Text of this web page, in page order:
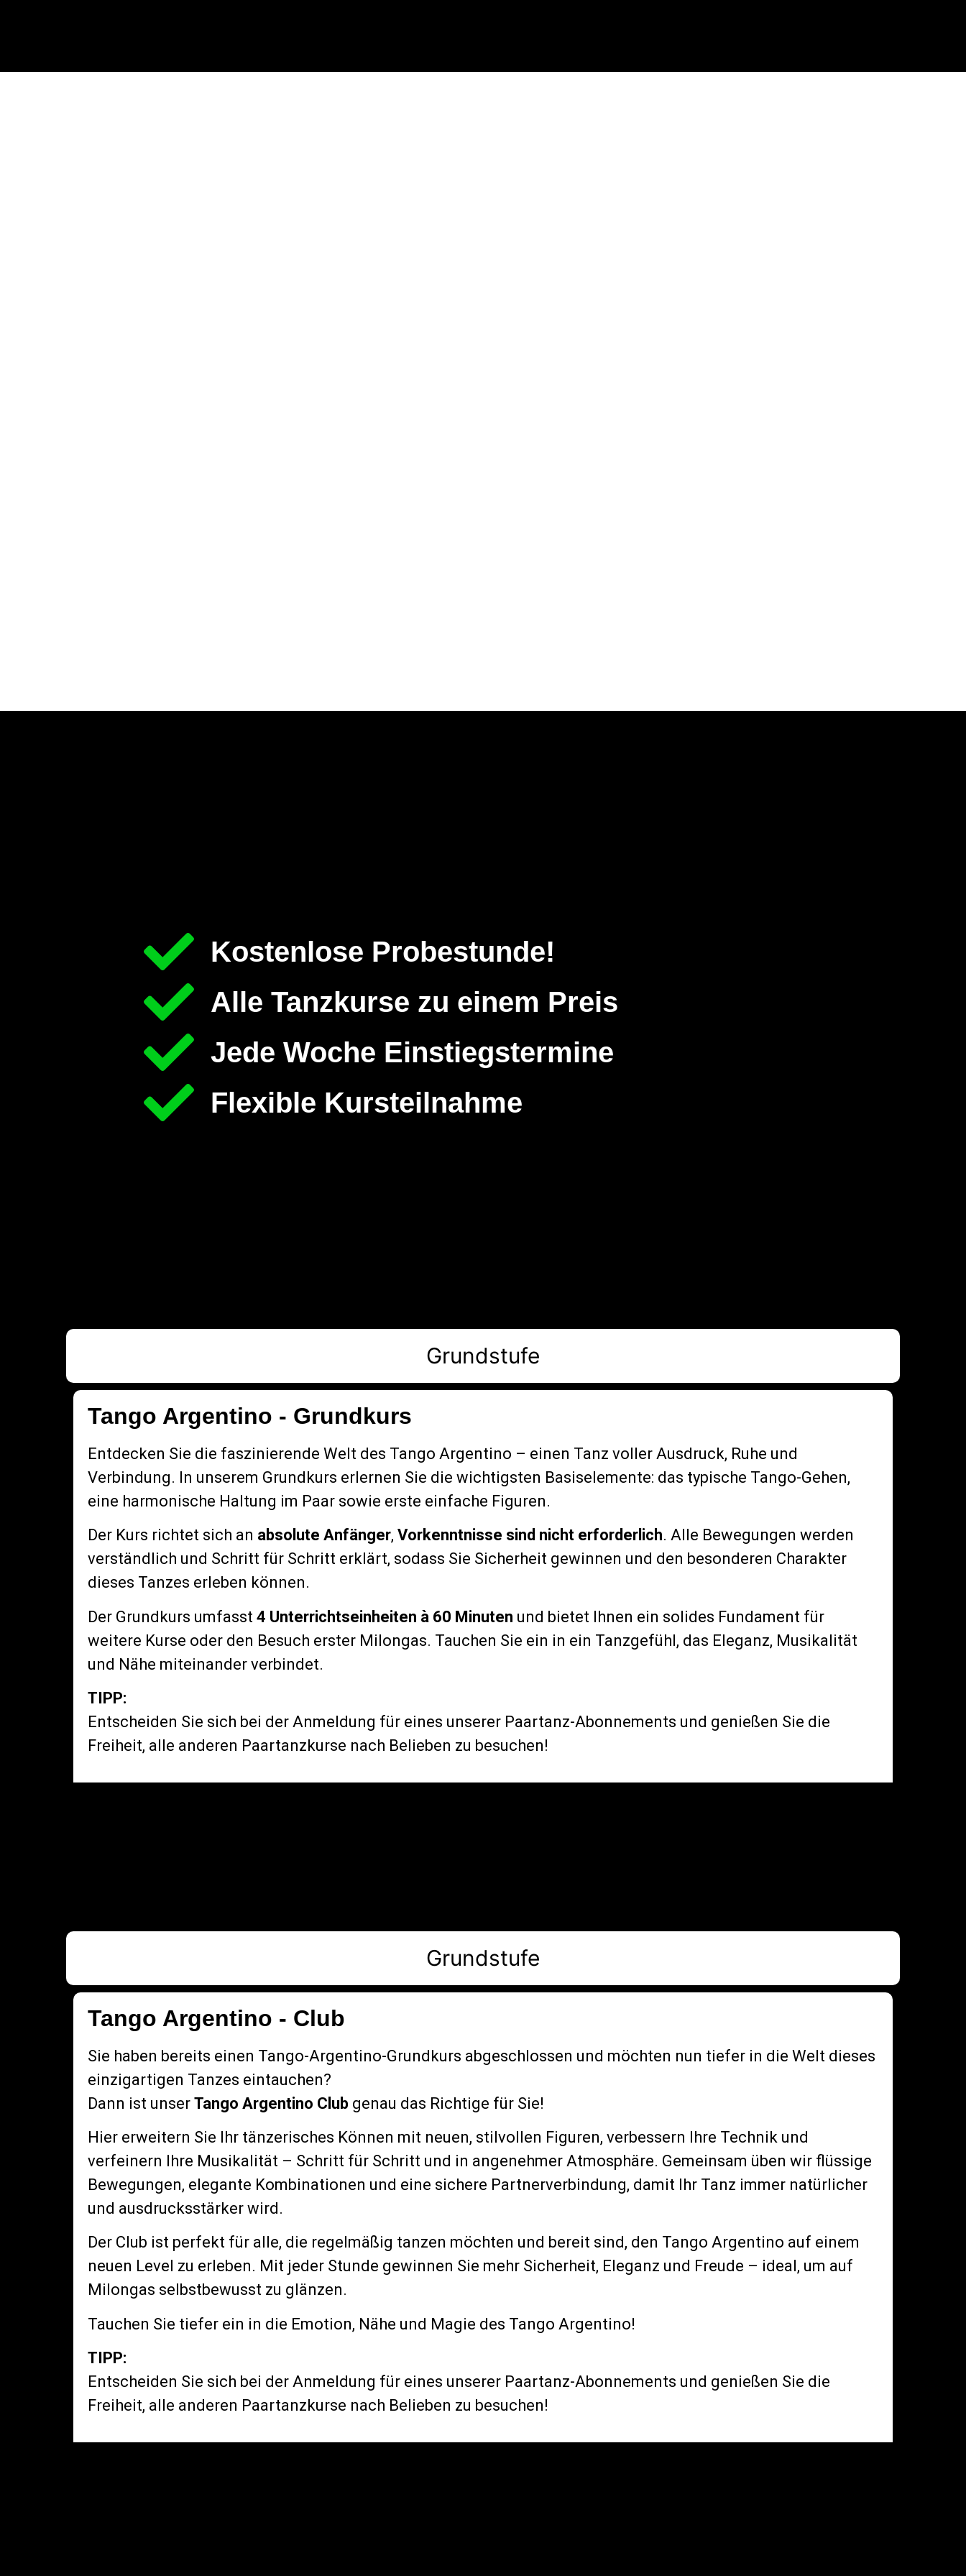
Kostenlose Probestunde!
Alle Tanzkurse zu einem Preis
Jede Woche Einstiegstermine
Flexible Kursteilnahme
Grundstufe
Tango Argentino - Grundkurs
Entdecken Sie die faszinierende Welt des Tango Argentino – einen Tanz voller Ausdruck, Ruhe und
Verbindung. In unserem Grundkurs erlernen Sie die wichtigsten Basiselemente: das typische Tango-Gehen,
eine harmonische Haltung im Paar sowie erste einfache Figuren.
Der Kurs richtet sich an absolute Anfänger, Vorkenntnisse sind nicht erforderlich. Alle Bewegungen werden
verständlich und Schritt für Schritt erklärt, sodass Sie Sicherheit gewinnen und den besonderen Charakter
dieses Tanzes erleben können.
Der Grundkurs umfasst 4 Unterrichtseinheiten à 60 Minuten und bietet Ihnen ein solides Fundament für
weitere Kurse oder den Besuch erster Milongas. Tauchen Sie ein in ein Tanzgefühl, das Eleganz, Musikalität
und Nähe miteinander verbindet.
TIPP:
Entscheiden Sie sich bei der Anmeldung für eines unserer Paartanz-Abonnements und genießen Sie die
Freiheit, alle anderen Paartanzkurse nach Belieben zu besuchen!
Grundstufe
Tango Argentino - Club
Sie haben bereits einen Tango-Argentino-Grundkurs abgeschlossen und möchten nun tiefer in die Welt dieses
einzigartigen Tanzes eintauchen?
Dann ist unser Tango Argentino Club genau das Richtige für Sie!
Hier erweitern Sie Ihr tänzerisches Können mit neuen, stilvollen Figuren, verbessern Ihre Technik und
verfeinern Ihre Musikalität – Schritt für Schritt und in angenehmer Atmosphäre. Gemeinsam üben wir flüssige
Bewegungen, elegante Kombinationen und eine sichere Partnerverbindung, damit Ihr Tanz immer natürlicher
und ausdrucksstärker wird.
Der Club ist perfekt für alle, die regelmäßig tanzen möchten und bereit sind, den Tango Argentino auf einem
neuen Level zu erleben. Mit jeder Stunde gewinnen Sie mehr Sicherheit, Eleganz und Freude – ideal, um auf
Milongas selbstbewusst zu glänzen.
Tauchen Sie tiefer ein in die Emotion, Nähe und Magie des Tango Argentino!
TIPP:
Entscheiden Sie sich bei der Anmeldung für eines unserer Paartanz-Abonnements und genießen Sie die
Freiheit, alle anderen Paartanzkurse nach Belieben zu besuchen!